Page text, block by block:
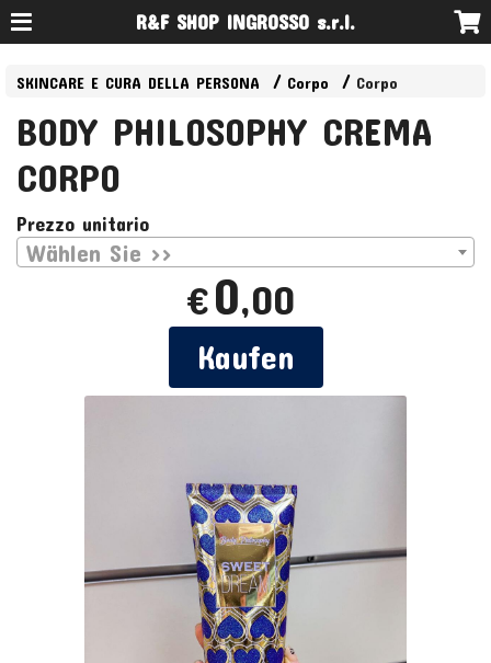
R&F SHOP INGROSSO s.r.l.
SKINCARE E CURA DELLA PERSONA Corpo Corpo
BODY PHILOSOPHY CREMA
CORPO
Prezzo unitario
Wählen Sie >>
€0,00
Kaufen